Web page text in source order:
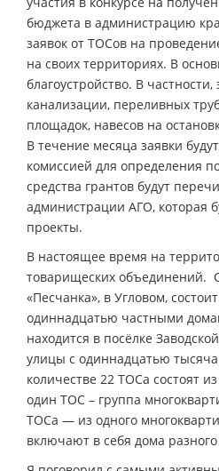
бюджета в администрацию
заявок от ТОСов на
на своих территориях. В
благоустройство. В
канализации, переливных
площадок, навесов на
В течение месяца заявки
комиссией для определения
средства грантов будут
администрации АГО, которая
проекты.
В настоящее время на
товарищеских объединений.
«Песчанка», в Угловом,
одиннадцатью частными
находится в посёлке
улицы с одиннадцатью
количестве 22 ТОСа состоят
один ТОС – группа
ТОСа — из одного
включают в себя дома